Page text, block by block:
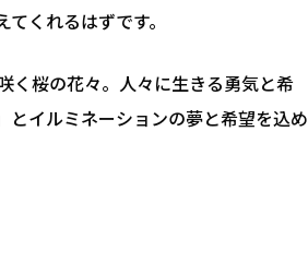
くれるはずです。
く桜の花々。人々に生きる勇気と希
イルミネーションの夢と希望を込め